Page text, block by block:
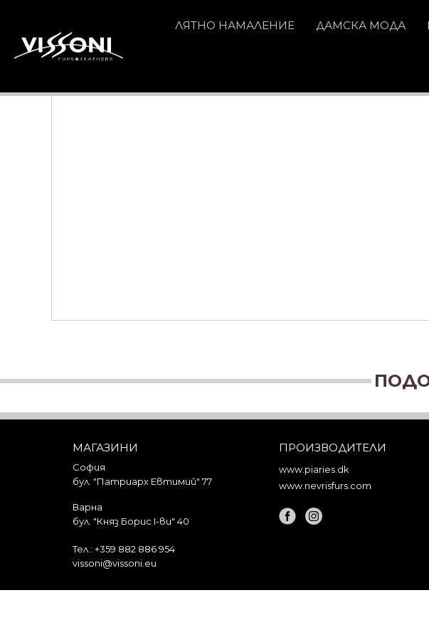
ЛЯТНО НАМАЛЕНИЕ ДАМСКА МОДА
МАГАЗИНИ
София
бул. "Патриарх Евтимий" 77
Варна
бул. "Княз Борис I-ви" 40
Тел.: +359 882 886 954
vissoni@vissoni.eu
ПРОИЗВОДИТЕЛИ
www.piaries.dk
www.nevrisfurs.com